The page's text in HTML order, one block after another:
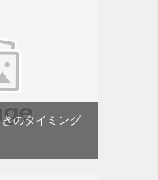
のタイミング